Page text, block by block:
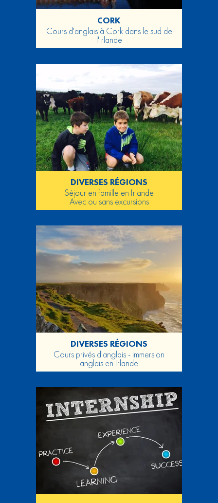
CORK
Cours d'anglais à Cork dans le sud de
l'Irlande
DIVERSES RÉGIONS
Séjour en famille en Irlande
Avec ou sans excursions
DIVERSES RÉGIONS
Cours privés d'anglais - immersion
anglais en Irlande